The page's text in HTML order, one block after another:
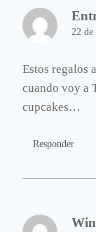
22 de
Estos regalos
cuando voy a
cupcakes…
Responder